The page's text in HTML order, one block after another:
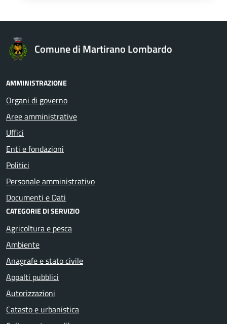
Comune di Martirano Lombardo
AMMINISTRAZIONE
Organi di governo
Aree amministrative
Uffici
Enti e fondazioni
Politici
Personale amministrativo
Documenti e Dati
CATEGORIE DI SERVIZIO
Agricoltura e pesca
Ambiente
Anagrafe e stato civile
Appalti pubblici
Autorizzazioni
Catasto e urbanistica